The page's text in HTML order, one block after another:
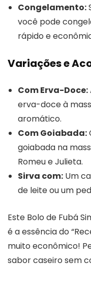
Congelamento:
você pode
rápido e
Variações e
Com Erva-Doce:
erva-doce à
aromático.
Com Goiabada:
goiabada na
Romeu e Julieta.
Sirva com: Um
de leite ou um
Este Bolo de Fubá
é a essência do
muito econômico!
sabor caseiro sem